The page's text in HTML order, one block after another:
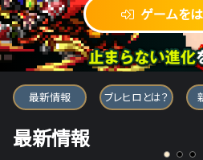
ゲームを
ブレイブ フロンテ
最新情報 ブレヒロとは？
最新情報